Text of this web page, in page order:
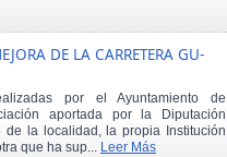
DE LA CARRETERA GU-
por el Ayuntamiento de
aportada por la Diputación
de la localidad, la propia Institución
que ha sup... Leer Más